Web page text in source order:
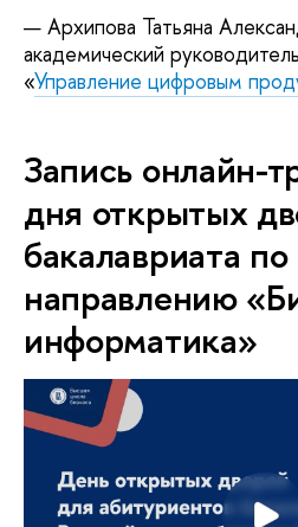
Архипова Татьяна
академический
«Управление цифровым
Запись онлайн-
дня открытых
бакалавриата по
направлению
информатика»